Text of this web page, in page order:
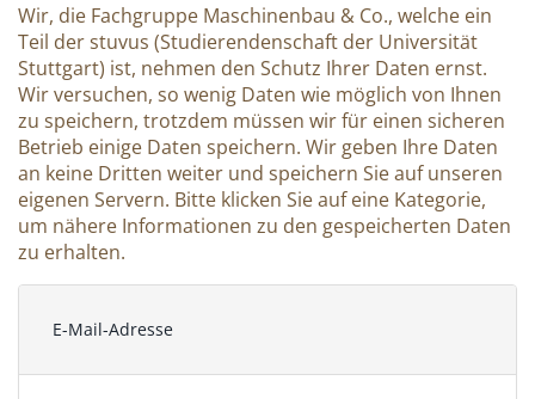
Wir, die Fachgruppe Maschinenbau & Co., welche ein
Teil der stuvus (Studierendenschaft der Universität
Stuttgart) ist, nehmen den Schutz Ihrer Daten ernst.
Wir versuchen, so wenig Daten wie möglich von Ihnen
zu speichern, trotzdem müssen wir für einen sicheren
Betrieb einige Daten speichern. Wir geben Ihre Daten
an keine Dritten weiter und speichern Sie auf unseren
eigenen Servern. Bitte klicken Sie auf eine Kategorie,
um nähere Informationen zu den gespeicherten Daten
zu erhalten.
E-Mail-Adresse